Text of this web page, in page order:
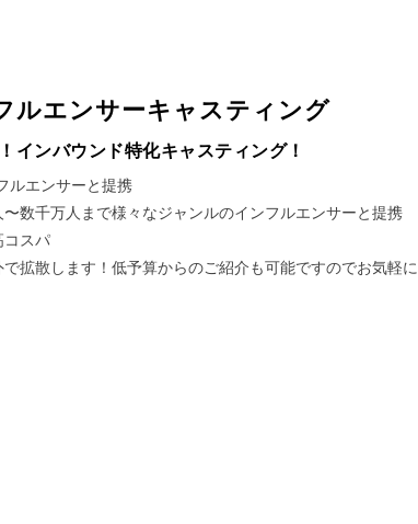
ルエンサーキャスティング
インバウンド特化キャスティング！
ルエンサーと提携
〜数千万人まで様々なジャンルのインフルエンサーと提携
コスパ
拡散します！低予算からのご紹介も可能ですのでお気軽に